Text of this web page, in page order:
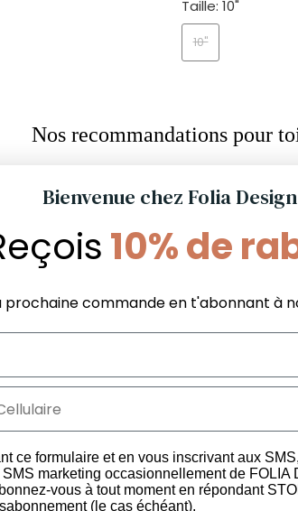
Taille: 10"
10"
Nos recommandations pour
Informations Boutique
La différence FOLIA
Politique de satisfaction et
Politique de confidentialité
Bienvenue chez Folia
10% de
prochaine commande en t'abonnant à
ce formulaire et en vous inscrivant aux
marketing occasionnellement de FOLIA
vous à tout moment en répondant
(le cas échéant).